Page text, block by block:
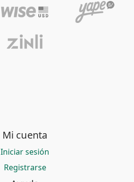
Mi cuenta
Iniciar sesión
Registrarse